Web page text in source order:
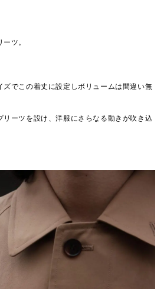
ツ。
ズでこの着丈に設定しボリュームは間違い無
リーツを設け、洋服にさらなる動きが吹き込